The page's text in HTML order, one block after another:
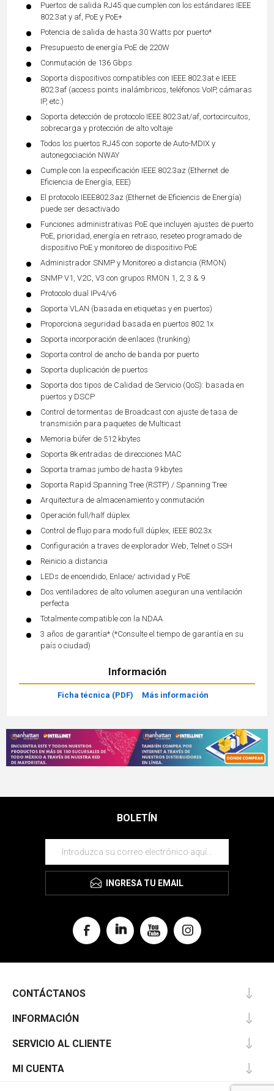
Puertos de salida RJ45 que cumplen con los estándares IEEE
802.3at y af, PoE y PoE+
Potencia de salida de hasta 30 Watts por puerto*
Presupuesto de energía PoE de 220W
Conmutación de 136 Gbps
Soporta dispositivos compatibles con IEEE 802.3at e IEEE
802.3af (access points inalámbricos, teléfonos VoIP, cámaras
IP, etc.)
Soporta detección de protocolo IEEE 802.3at/af, cortocircuitos,
sobrecarga y protección de alto voltaje
Todos los puertos RJ45 con soporte de Auto-MDIX y
autonegociación NWAY
Cumple con la especificación IEEE 802.3az (Ethernet de
Eficiencia de Energía, EEE)
El protocolo IEEE802.3az (Ethernet de Eficiencis de Energía)
puede ser desactivado
Funciones administrativas PoE que incluyen ajustes de puerto
PoE, prioridad, energía en retraso, reseteo programado de
dispositivo PoE y monitoreo de dispositivo PoE
Administrador SNMP y Monitoreo a distancia (RMON)
SNMP V1, V2C, V3 con grupos RMON 1, 2, 3 & 9
Protocolo dual IPv4/v6
Soporta VLAN (basada en etiquetas y en puertos)
Proporciona seguridad basada en puertos 802.1x
Soporta incorporación de enlaces (trunking)
Soporta control de ancho de banda por puerto
Soporta duplicación de puertos
Soporta dos tipos de Calidad de Servicio (QoS): basada en
puertos y DSCP
Control de tormentas de Broadcast con ajuste de tasa de
transmisión para paquetes de Multicast
Memoria búfer de 512 kbytes
Soporta 8k entradas de direcciones MAC
Soporta tramas jumbo de hasta 9 kbytes
Soporta Rapid Spanning Tree (RSTP) / Spanning Tree
Arquitectura de almacenamiento y conmutación
Operación full/half dúplex
Control de flujo para modo full dúplex, IEEE 802.3x
Configuración a traves de explorador Web, Telnet o SSH
Reinicio a distancia
LEDs de encendido, Enlace/ actividad y PoE
Dos ventiladores de alto volumen aseguran una ventilación
perfecta
Totalmente compatible con la NDAA
3 años de garantía* (*Consulte el tiempo de garantía en su
país o ciudad)
Información
Ficha técnica (PDF) Más información
BOLETÍN
INGRESA TU EMAIL
CONTÁCTANOS
INFORMACIÓN
SERVICIO AL CLIENTE
MI CUENTA